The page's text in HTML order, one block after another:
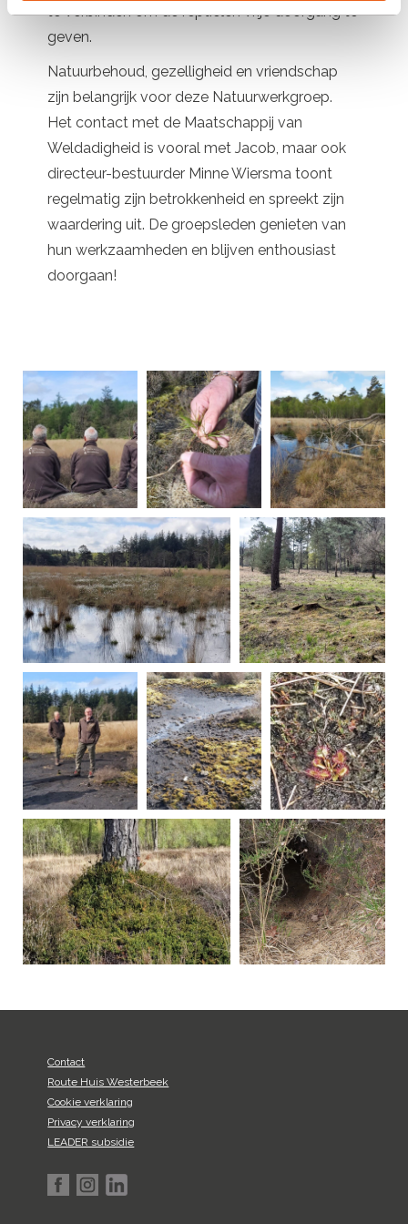
te verbinden om de reptielen vrije doorgang te
geven.
Natuurbehoud, gezelligheid en vriendschap
zijn belangrijk voor deze Natuurwerkgroep.
Het contact met de Maatschappij van
Weldadigheid is vooral met Jacob, maar ook
directeur-bestuurder Minne Wiersma toont
regelmatig zijn betrokkenheid en spreekt zijn
waardering uit. De groepsleden genieten van
hun werkzaamheden en blijven enthousiast
doorgaan!
Contact
Route Huis Westerbeek
Cookie verklaring
Privacy verklaring
LEADER subsidie